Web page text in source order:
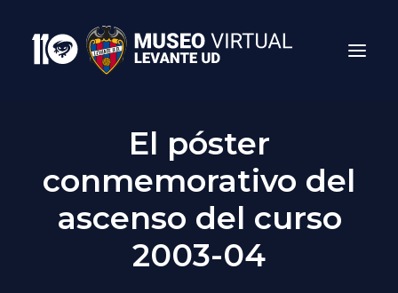
El póster
conmemorativo del
ascenso del curso
2003-04